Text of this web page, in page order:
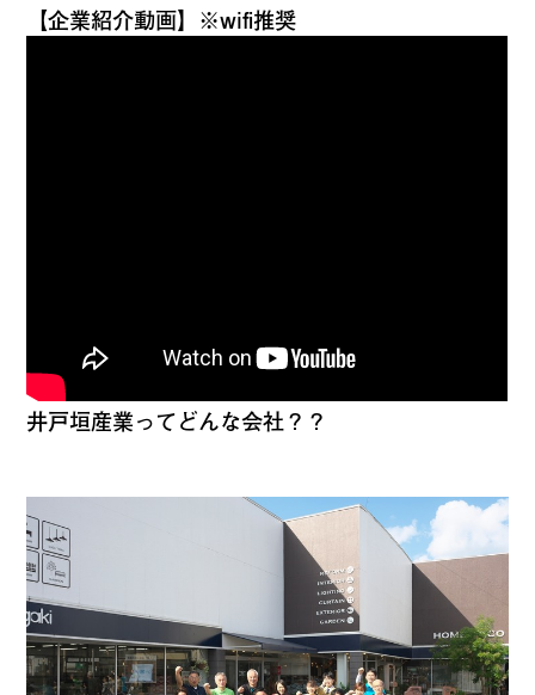
【企業紹介動画】※wifi推奨
井戸垣産業ってどんな会社？？